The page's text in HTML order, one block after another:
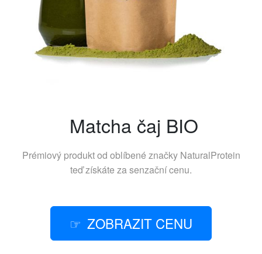
Matcha čaj BIO
Prémiový produkt od oblíbené značky NaturalProtein
teď získáte za senzační cenu.
ZOBRAZIT CENU